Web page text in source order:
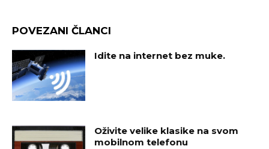
POVEZANI ČLANCI
Idite na internet bez muke.
Oživite velike klasike na svom
mobilnom telefonu